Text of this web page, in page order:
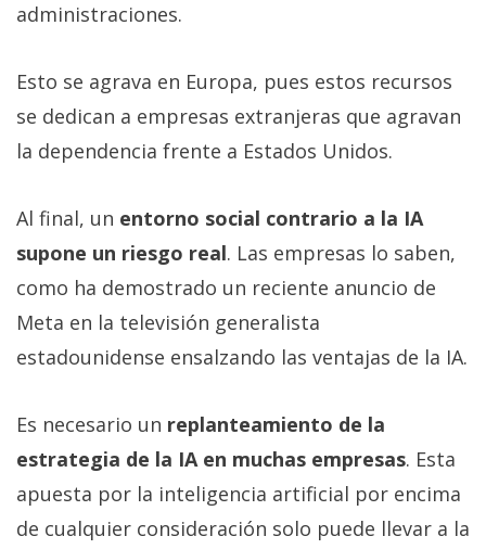
administraciones.
Esto se agrava en Europa, pues estos recursos
se dedican a empresas extranjeras que agravan
la dependencia frente a Estados Unidos.
Al final, un entorno social contrario a la IA
supone un riesgo real. Las empresas lo saben,
como ha demostrado un reciente anuncio de
Meta en la televisión generalista
estadounidense ensalzando las ventajas de la IA.
Es necesario un replanteamiento de la
estrategia de la IA en muchas empresas. Esta
apuesta por la inteligencia artificial por encima
de cualquier consideración solo puede llevar a la